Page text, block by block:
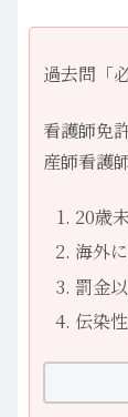
過去問「
看護師免
産師看護
20歳
海外
罰金
伝染